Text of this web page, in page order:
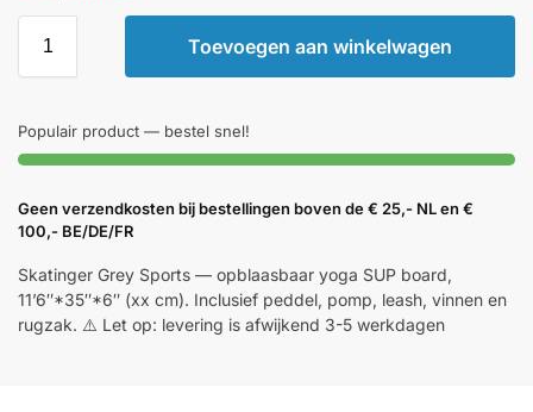
Toevoegen aan winkelwagen
Populair product — bestel snel!
Geen verzendkosten bij bestellingen boven de € 25,- NL en €
100,- BE/DE/FR
Skatinger Grey Sports — opblaasbaar yoga SUP board,
11’6″*35″*6″ (xx cm). Inclusief peddel, pomp, leash, vinnen en
rugzak. ⚠️ Let op: levering is afwijkend 3-5 werkdagen